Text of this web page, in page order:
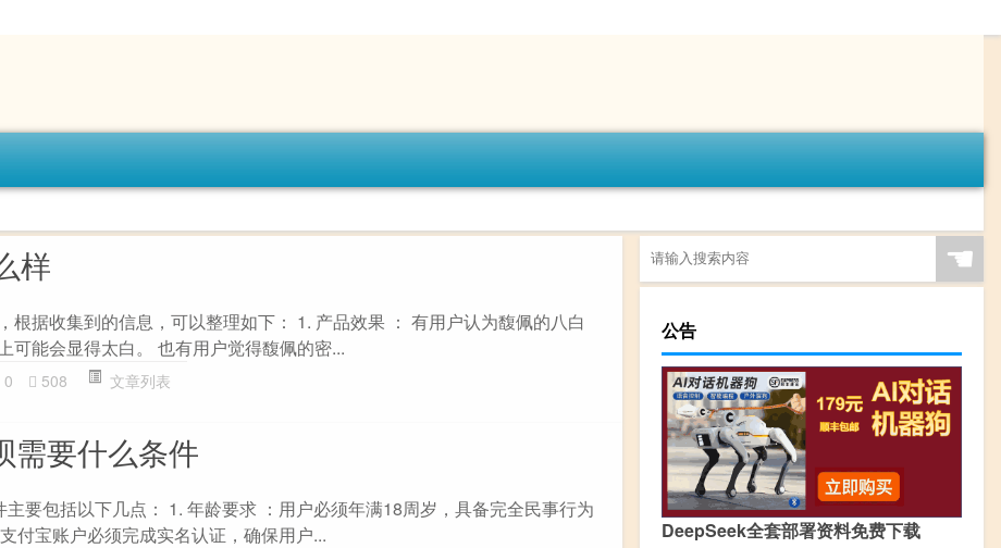
样
根据收集到的信息，可以整理如下： 1. 产品效果 ： 有用户认为馥佩的八白
可能会显得太白。 也有用户觉得馥佩的密...
0 508 文章列表
需要什么条件
要包括以下几点： 1. 年龄要求 ：用户必须年满18周岁，具备完全民事行为
付宝账户必须完成实名认证，确保用户...
☚
公告
DeepSeek全套部署资料免费下载